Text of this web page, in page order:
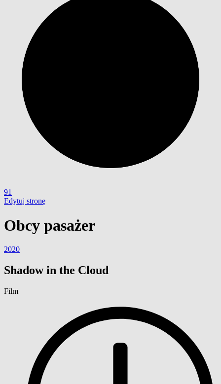
91
Edytuj stronę
Obcy pasażer
2020
Shadow in the Cloud
Film